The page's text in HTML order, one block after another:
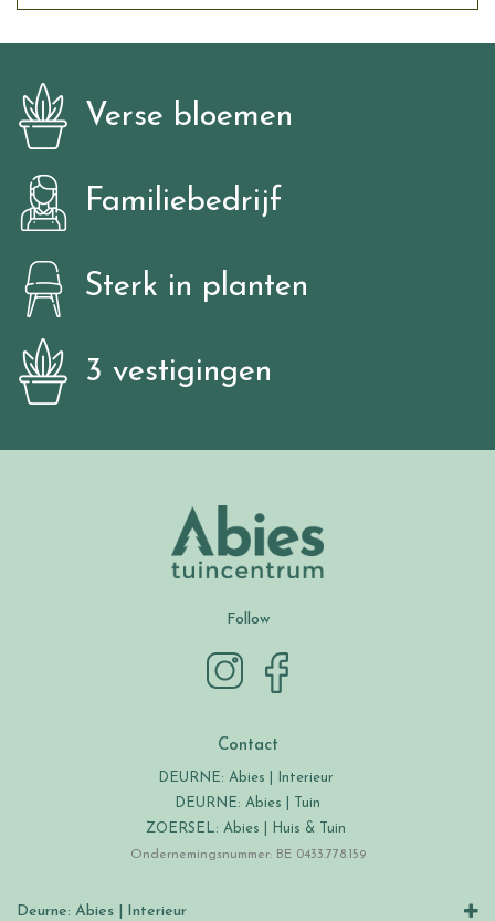
Verse bloemen
Familiebedrijf
Sterk in planten
3 vestigingen
Follow
Contact
DEURNE: Abies | Interieur
DEURNE: Abies | Tuin
ZOERSEL: Abies | Huis & Tuin
Ondernemingsnummer: BE 0433.778.159
Deurne: Abies | Interieur